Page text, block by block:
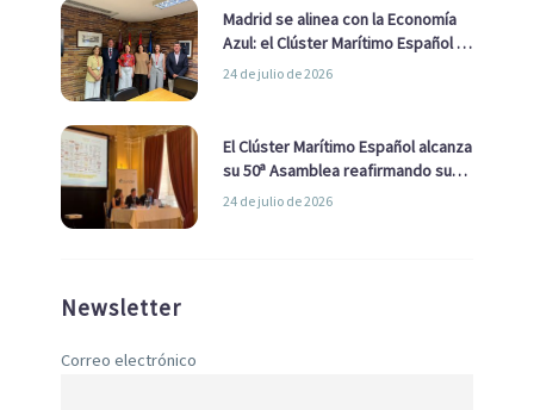
Madrid se alinea con la Economía
Azul: el Clúster Marítimo Español y
la Real Liga Naval avanzan alianzas
24 de julio de 2026
El Clúster Marítimo Español alcanza
su 50ª Asamblea reafirmando su
liderazgo en la Economía Azul
24 de julio de 2026
Newsletter
Correo electrónico